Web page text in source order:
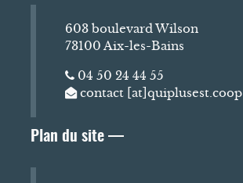
603 boulevard Wilson
73100 Aix-les-Bains
04 50 24 44 55
contact [at]quiplusest.coop
Plan du site —